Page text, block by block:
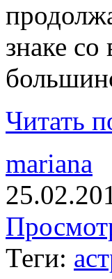
знаке
Читать
mariana
Теги: